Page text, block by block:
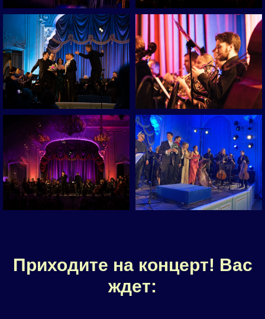
Приходите на концерт! Вас
ждет: